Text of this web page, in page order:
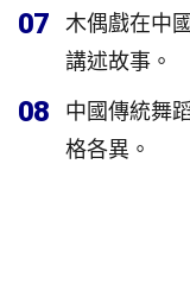
07
木偶戲在中
講述故事。
08
中國傳統舞
格各異。